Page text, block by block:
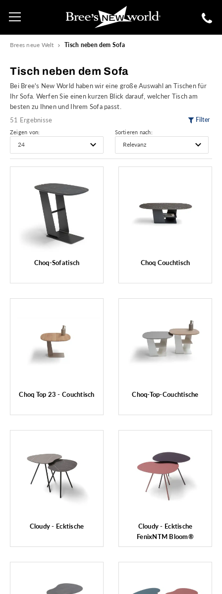
Brees neue Welt Tisch neben dem Sofa
Tisch neben dem Sofa
Bei Bree's New World haben wir eine große Auswahl an Tischen für
Ihr Sofa. Werfen Sie einen kurzen Blick darauf, welcher Tisch am
besten zu Ihnen und Ihrem Sofa passt.
51 Ergebnisse
Filter
Zeigen von:
Sortieren nach:
Choq-Sofatisch Choq Couchtisch
Choq Top 23 - Couchtisch Choq-Top-Couchtische
Cloudy - Ecktische
Cloudy - Ecktische
FenixNTM Bloom®